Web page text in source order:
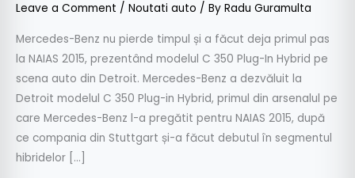
Leave a Comment / Noutati auto / By Radu Guramulta
Mercedes-Benz nu pierde timpul și a făcut deja primul pas
la NAIAS 2015, prezentând modelul C 350 Plug-In Hybrid pe
scena auto din Detroit. Mercedes-Benz a dezvăluit la
Detroit modelul C 350 Plug-in Hybrid, primul din arsenalul pe
care Mercedes-Benz l-a pregătit pentru NAIAS 2015, după
ce compania din Stuttgart și-a făcut debutul în segmentul
hibridelor […]